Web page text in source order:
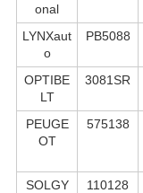
onal
LYNXaut
o
PB5088
OPTIBE
LT
3081SR
PEUGE
OT
575138
SOLGY 110128